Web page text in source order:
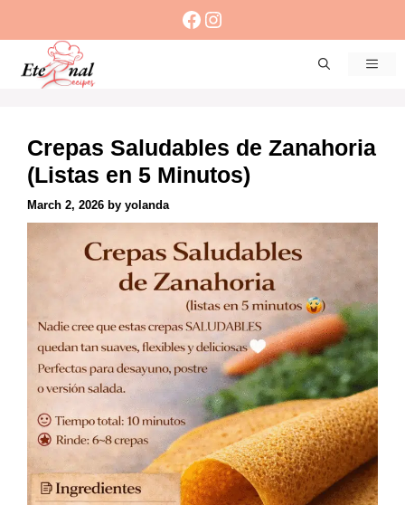
content
Facebook
Instagram
Crepas Saludables de Zanahoria
(Listas en 5 Minutos)
March 2, 2026 by yolanda